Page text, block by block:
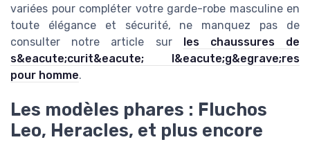
variées pour compléter votre garde-robe masculine en
toute élégance et sécurité, ne manquez pas de
consulter notre article sur les chaussures de
s&eacute;curit&eacute; l&eacute;g&egrave;res
pour homme.
Les modèles phares : Fluchos
Leo, Heracles, et plus encore